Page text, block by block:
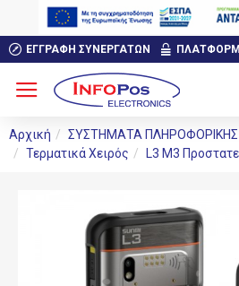
ΕΓΓΡΑΦΉ ΣΥΝΕΡΓΑΤΏΝ
Αρχική ΣΥΣΤΗΜΑΤΑ ΠΛΗΡΟΦΟΡΙΚΗΣ
Τερματικά Χειρός
L3 M3